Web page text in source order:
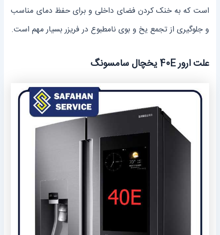
است که به خنک کردن فضای داخلی و برای حفظ دمای مناسب
و جلوگیری از تجمع یخ و بوی نامطبوع در فریزر بسیار مهم است.
علت ارور 40E یخچال سامسونگ